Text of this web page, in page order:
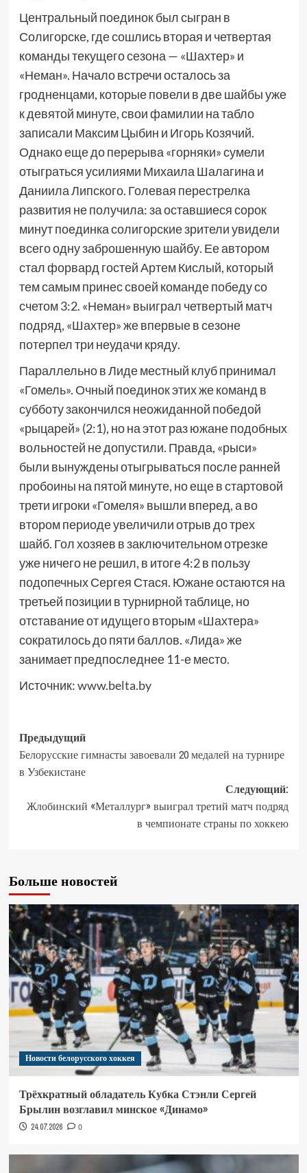
Центральный поединок был сыгран в
Солигорске, где сошлись вторая и четвертая
команды текущего сезона — «Шахтер» и
«Неман». Начало встречи осталось за
гродненцами, которые повели в две шайбы уже
к девятой минуте, свои фамилии на табло
записали Максим Цыбин и Игорь Козячий.
Однако еще до перерыва «горняки» сумели
отыграться усилиями Михаила Шалагина и
Даниила Липского. Голевая перестрелка
развития не получила: за оставшиеся сорок
минут поединка солигорские зрители увидели
всего одну заброшенную шайбу. Ее автором
стал форвард гостей Артем Кислый, который
тем самым принес своей команде победу со
счетом 3:2. «Неман» выиграл четвертый матч
подряд, «Шахтер» же впервые в сезоне
потерпел три неудачи кряду.
Параллельно в Лиде местный клуб принимал
«Гомель». Очный поединок этих же команд в
субботу закончился неожиданной победой
«рыцарей» (2:1), но на этот раз южане подобных
вольностей не допустили. Правда, «рыси»
были вынуждены отыгрываться после ранней
пробоины на пятой минуте, но еще в стартовой
трети игроки «Гомеля» вышли вперед, а во
втором периоде увеличили отрыв до трех
шайб. Гол хозяев в заключительном отрезке
уже ничего не решил, в итоге 4:2 в пользу
подопечных Сергея Стася. Южане остаются на
третьей позиции в турнирной таблице, но
отставание от идущего вторым «Шахтера»
сократилось до пяти баллов. «Лида» же
занимает предпоследнее 11-е место.
Источник:www.belta.by
Предыдущий
Белорусские гимнасты завоевали 20 медалей на турнире
в Узбекистане
Следующий:
Жлобинский «Металлург» выиграл третий матч подряд
в чемпионате страны по хоккею
Больше новостей
Новости белорусского хоккея
Трёхкратный обладатель Кубка Стэнли Сергей
Брылин возглавил минское «Динамо»
24.07.2026 0